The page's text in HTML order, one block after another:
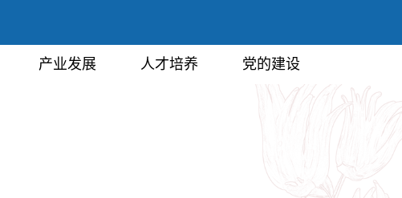
产业发展 人才培养 党的建设